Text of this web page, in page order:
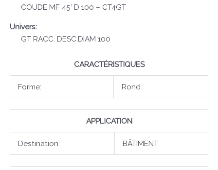
COUDE MF 45′ D 100 – CT4GT
Univers:
GT RACC. DESC.DIAM 100
CARACTÉRISTIQUES
Forme: Rond
APPLICATION
Destination: BÂTIMENT